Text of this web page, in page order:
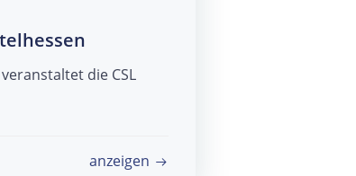
die CSL
anzeigen